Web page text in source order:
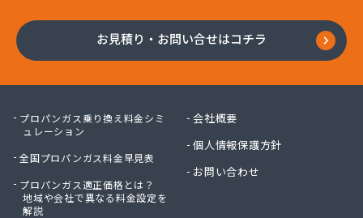
株式会社ヤマアキ
株式会社よしや商店
株式会社リピックス
株式会社リピックス 春日井センター
株式会社一プロ
株式会社稲藤商店
株式会社稲葉エネクス
お見積り・お問い合せはコチラ
プロパンガス乗り換え料金シミ
ュレーション
全国プロパンガス料金早見表
プロパンガス適正価格とは？
地域や会社で異なる料金設定を
解説
会社概要
個人情報保護方針
お問い合わせ